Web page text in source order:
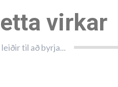
virkar
til að byrja...